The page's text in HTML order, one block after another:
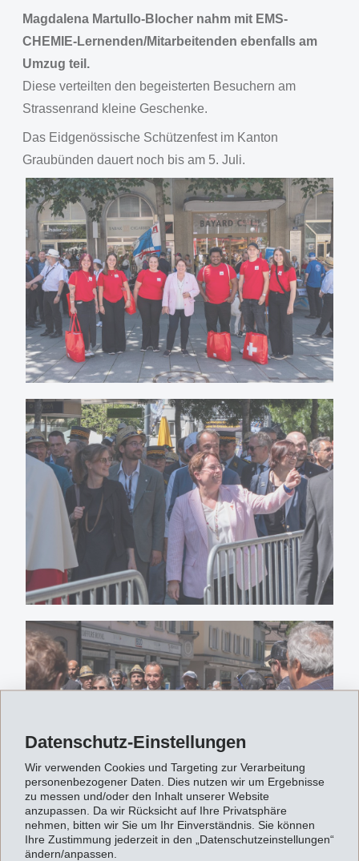
Datenschutz-Einstellungen
Wir verwenden Cookies und Targeting zur Verarbeitung
personenbezogener Daten. Dies nutzen wir um Ergebnisse
zu messen und/oder den Inhalt unserer Website
anzupassen. Da wir Rücksicht auf Ihre Privatsphäre
nehmen, bitten wir Sie um Ihr Einverständnis. Sie können
Ihre Zustimmung jederzeit in den „Datenschutzeinstellungen“
ändern/anpassen.
Magdalena Martullo-Blocher nahm mit EMS-
CHEMIE-Lernenden/Mitarbeitenden ebenfalls am
Umzug teil.
Diese verteilten den begeisterten Besuchern am
Strassenrand kleine Geschenke.
Das Eidgenössische Schützenfest im Kanton
Graubünden dauert noch bis am 5. Juli.